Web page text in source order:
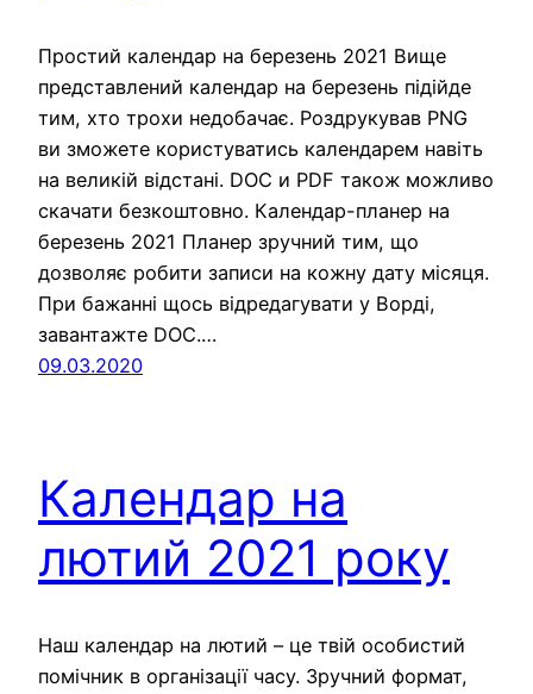
Простий календар на березень 2021 Вище
представлений календар на березень підійде
тим, хто трохи недобачає. Роздрукував PNG
ви зможете користуватись календарем навіть
на великій відстані. DOC и PDF також можливо
скачати безкоштовно. Календар-планер на
березень 2021 Планер зручний тим, що
дозволяє робити записи на кожну дату місяця.
При бажанні щось відредагувати у Ворді,
завантажте DOC.…
09.03.2020
Календар на
лютий 2021 року
Наш календар на лютий – це твій особистий
помічник в організації часу. Зручний формат,